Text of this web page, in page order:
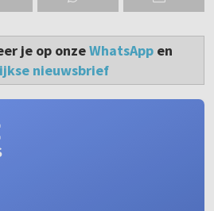
je op onzeWhatsAppen
nieuwsbrief